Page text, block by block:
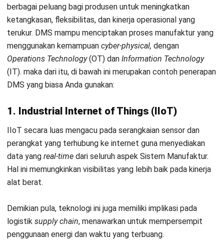
manufaktur HashMicro, Anda dapat mengerjakan pekerjaan
industri Anda secara otomatis dan cepat.
Hanya dengan mengunduh skema perhitungan harga
softwareHashMicro, Anda sudah dapat memiliki dan
menggunakannya. Dapatkandemo gratissekarang!